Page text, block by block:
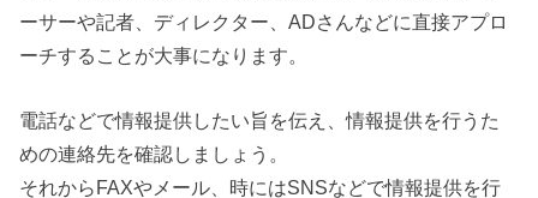
ーサーや記者、ディレクター、ADさんなどに直接アプロ
ーチすることが大事になります。
電話などで情報提供したい旨を伝え、情報提供を行うた
めの連絡先を確認しましょう。
それからFAXやメール、時にはSNSなどで情報提供を行